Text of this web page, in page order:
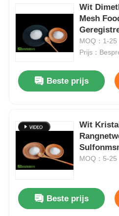
Wit
Mesh
MOQ：1-25
Prijs：
Beste prijs
Wit
MOQ：5-25
Beste prijs